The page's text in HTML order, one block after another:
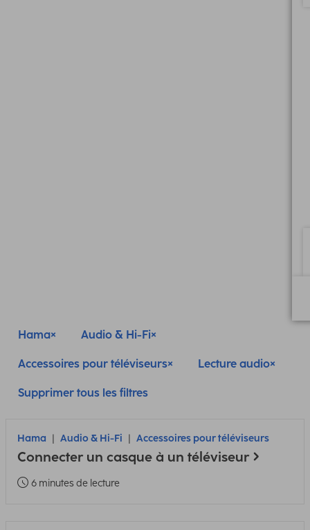
Hama Audio & Hi-Fi
Accessoires pour téléviseurs Lecture audio
Supprimer tous les filtres
Hama Audio & Hi-Fi Accessoires pour téléviseurs
Connecter un casque à un téléviseur
6 minutes de lecture